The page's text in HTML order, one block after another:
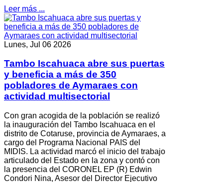
Leer más ...
Lunes, Jul 06 2026
Tambo Iscahuaca abre sus puertas
y beneficia a más de 350
pobladores de Aymaraes con
actividad multisectorial
Con gran acogida de la población se realizó
la inauguración del Tambo Iscahuaca en el
distrito de Cotaruse, provincia de Aymaraes, a
cargo del Programa Nacional PAIS del
MIDIS. La actividad marcó el inicio del trabajo
articulado del Estado en la zona y contó con
la presencia del CORONEL EP (R) Edwin
Condori Nina, Asesor del Director Ejecutivo